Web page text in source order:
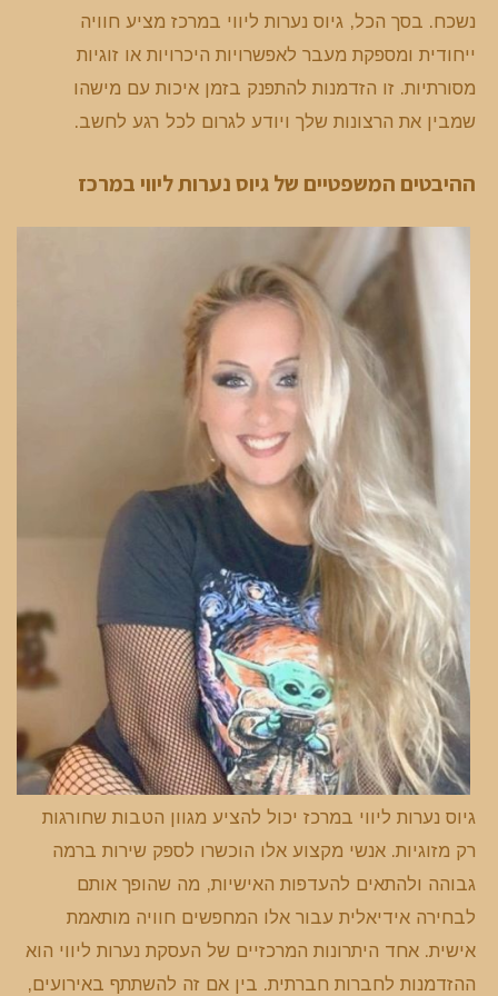
נשכח. בסך הכל, גיוס נערות ליווי במרכז מציע חוויה
ייחודית ומספקת מעבר לאפשרויות היכרויות או זוגיות
מסורתיות. זו הזדמנות להתפנק בזמן איכות עם מישהו
שמבין את הרצונות שלך ויודע לגרום לכל רגע לחשב.
ההיבטים המשפטיים של גיוס נערות ליווי במרכז
גיוס נערות ליווי במרכז יכול להציע מגוון הטבות שחורגות
רק מזוגיות. אנשי מקצוע אלו הוכשרו לספק שירות ברמה
גבוהה ולהתאים להעדפות האישיות, מה שהופך אותם
לבחירה אידיאלית עבור אלו המחפשים חוויה מותאמת
אישית. אחד היתרונות המרכזיים של העסקת נערות ליווי הוא
ההזדמנות לחברות חברתית. בין אם זה להשתתף באירועים,